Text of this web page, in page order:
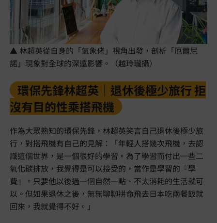
▲ 林超英從自身的「氣象佬」視角出發，剖析「厄爾尼
諾」現象對全球的深遠影響。（越玲瓏攝）
環保先鋒林超英｜退休後極少旅行 拒
沒有目的性乘搭飛機
作為大眾熟知的環保先鋒，林超英笑言自己退休後極少旅
行，對搭飛機有自己的見解：「年輕人搭幾次飛機，去認
識這個世界，是一個很好的學習。為了學習而付出一些二
氧化碳排放，我覺得是可以接受的，當作是學習的『學
費』。只要他以後過一個自然一點、不太消耗的生活就可
以。但如果退休之後，無無聊聊拼命飛去日本吃兩餐飯就
回來，我就覺得不好。」